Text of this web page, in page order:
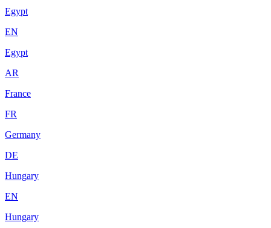
Egypt
EN
Egypt
AR
France
FR
Germany
DE
Hungary
EN
Hungary